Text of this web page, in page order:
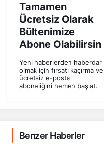
Tamamen
Ücretsiz Olarak
Bültenimize
Abone Olabilirsin
Yeni haberlerden haberdar
olmak için fırsatı kaçırma ve
ücretsiz e-posta
aboneliğini hemen başlat.
Benzer Haberler